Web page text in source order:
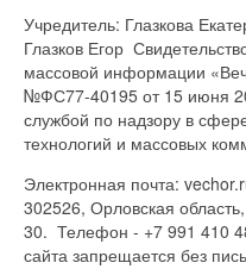
Учредитель: Глазкова
Глазков Егор
массовой информации
№ФС77-40195 от 15 июня
службой по надзору в
технологий и массовых
Электронная почта:
302526, Орловская
30. Телефон - +7 991 410
сайта запрещается без